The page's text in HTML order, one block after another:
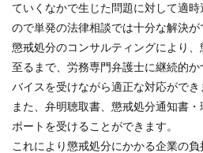
ていくなかで生じた問題に対して適
ので単発の法律相談では十分な解決が
懲戒処分のコンサルティングにより
至るまで、労務専門弁護士に継続的
バイスを受けながら適正な対応ができ
また、弁明聴取書、懲戒処分通知書
ポートを受けることができます。
これにより懲戒処分にかかる企業の